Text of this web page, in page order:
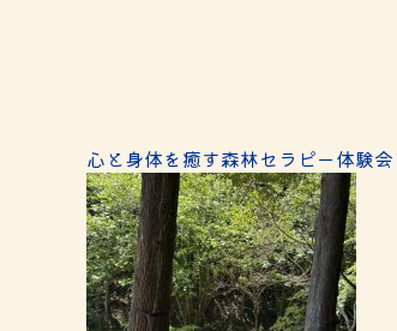
サービスのご案内
Services
心と身体を癒す森林セラピー体験会